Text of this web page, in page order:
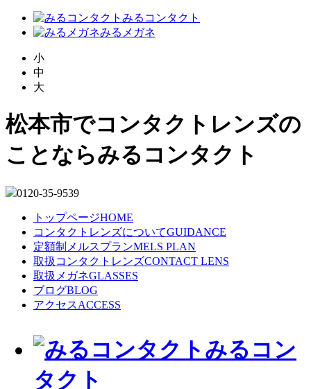
みるコンタクト
みるメガネ
小
中
大
松本市でコンタクトレンズの
ことならみるコンタクト
0120-35-9539
トップページHOME
コンタクトレンズについてGUIDANCE
定額制メルスプランMELS PLAN
取扱コンタクトレンズCONTACT LENS
取扱メガネGLASSES
ブログBLOG
アクセスACCESS
みるコン
タクト